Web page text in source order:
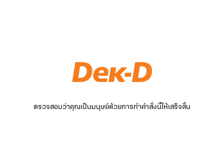
ตรวจสอบว่าคุณเป็นมนุษย์ด้วยการทำคำสั่งนี้ให้เสร็จสิ้น